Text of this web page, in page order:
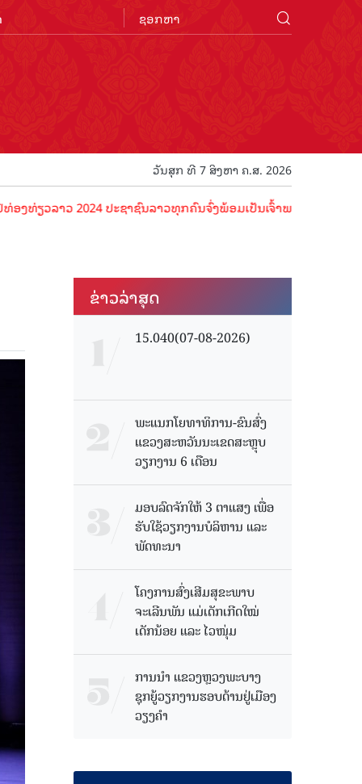
ວັນສຸກ ທີ 7 ສິງຫາ ຄ.ສ. 2026
ລາວ 2024 ປະຊາຊົນລາວທຸກຄົນຈົ່ງພ້ອມເປັນເຈົ້າພາບທີ່ດີ ຕ້ອນຮັບນັກ
ຂ່າວ​ລ່າ​ສຸດ
15.040(07-08-2026)
ພະແນກໂຍທາທິການ-ຂົນສົ່ງ
ແຂວງສະຫວັນນະເຂດສະຫຼຸບ
ວຽກງານ 6 ເດືອນ
ມອບລົດຈັກໃຫ້ 3 ຕາແສງ ເພື່ອ
ຮັບໃຊ້ວຽກງານບໍລິຫານ ແລະ
ພັດທະນາ
ໂຄງການສົ່ງເສີມສຸຂະພາບ
ຈະເລີນພັນ ແມ່ເດັກເກີດໃໝ່
ເດັກນ້ອຍ ແລະ ໄວໜຸ່ມ
ການນຳ ແຂວງຫຼວງພະບາງ
ຊຸກຍູ້ວຽກງານຮອບດ້ານຢູ່ເມືອງ
ວຽງຄໍາ